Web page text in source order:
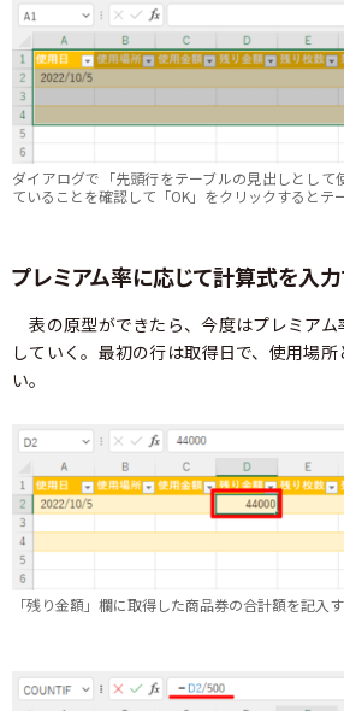
ダイアログで「先頭行をテーブルの見出しとして
ていることを確認して「OK」をクリックするとテ
プレミアム率に応じて計算式を入
表の原型ができたら、今度はプレミアム
していく。最初の行は取得日で、使用場
い。
「残り金額」欄に取得した商品券の合計額を記入